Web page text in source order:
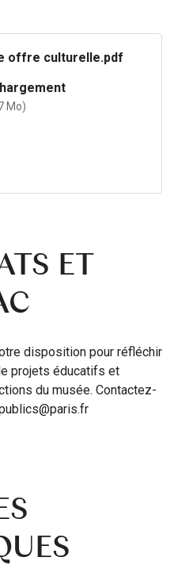
offre culturelle.pdf
Mo)
ET
disposition pour réfléchir
projets éducatifs et
du musée. Contactez-